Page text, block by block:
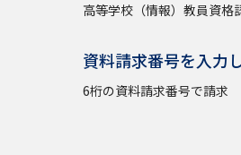
高等学校（情報）教員資格
資料請求番号を入力
6桁の資料請求番号で請求